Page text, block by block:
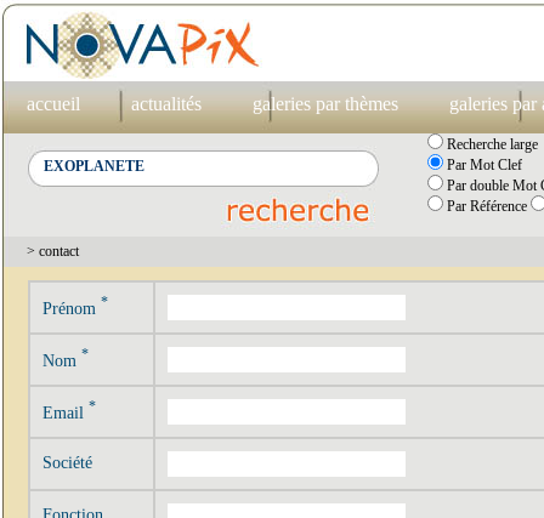
accueil actualités galeries par thèmes galeries par
Recherche large
Par Mot Clef
Par double Mot
Par Référence
> contact
Prénom *
Nom *
Email *
Société